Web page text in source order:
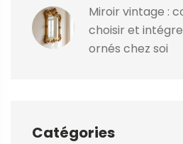
Miroir vintage :
choisir et
ornés chez soi
Catégories